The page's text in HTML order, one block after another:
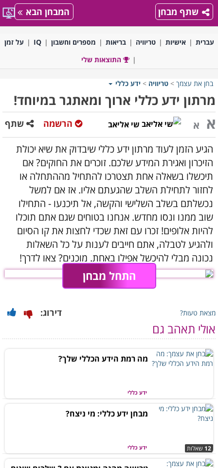
שתף מבחן המבחן הבא
עברית אישיות טריוויה בריאות מספרים וחשבון IQ
על זמן
התוצאות שלי
בחן את עצמך > טריוויה > ידע כללי
מרתון ידע כללי ארוך ומאתגר במיוחד!
א א שי אליאב שתף הרשמה
הגיע הזמן לעוד מרתון ידע כללי שיבדוק את שיא יכולת
הזיכרון ואגירת המידע שלכם. זוכרים את החוקים? אם
תיכשלו בשאלה אחת תצטרכו להתחיל מההתחלה או
לחזור לתחילת השלב שהגעתם אליו. אז אם למשל
נכשלתם בשלב השלישי והקשה, אל תיכנעו - התחילו
שוב ממנו ונסו מחדש. אנחנו בטוחים שגם אתם תוכלו
להיות אלופים! זכרו עם זאת שכדי לחצות את קו הסיום
ולהגיע לטבלה, אתם חייבים לענות על כל השאלות
נכונה מבלי להיכשל אפילו באחת. מוכנים? צאו לדרך!
התחל מבחן
מצאת טעות? דירוג:
אולי תאהב גם
ידע כללי
מה רמת הידע הכללי שלך?
ידע כללי 12 שאלות
מבחן ידע כללי: מי ניצח?